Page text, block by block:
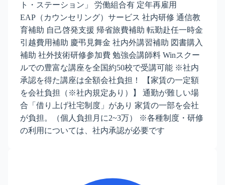
ト・ステーション」 労働組合有 定年再雇用
EAP（カウンセリング）サービス 社内研修 通信教
育補助 自己啓発支援 帰省旅費補助 転勤赴任一時金
引越費用補助 慶弔見舞金 社内外講習補助 図書購入
補助 社外技術研修参加費 勉強会講師料 Winスクー
ルでの豊富な講座を全国約50校で受講可能 ※社内
承認を得た講座は全額会社負担！ 【家賃の一定額
を会社負担（※社内規定あり）】 通勤が難しい場
合「借り上げ社宅制度」があり 家賃の一部を会社
が負担。（個人負担月に2~3万） ※各種制度・研修
の利用については、社内承認が必要です